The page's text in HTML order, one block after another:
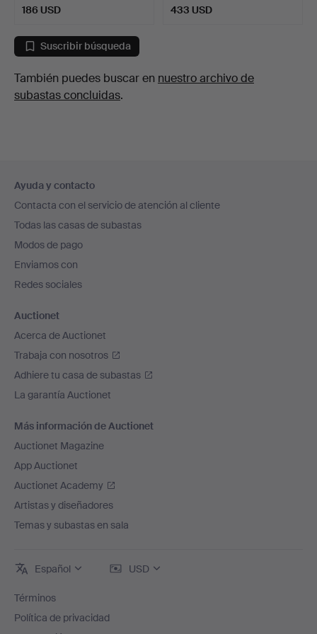
186 USD 433 USD
Suscribir búsqueda
También puedes buscar en nuestro archivo de
subastas concluidas.
en
el
pie
de
página
Ayuda y contacto
Contacta con el servicio de atención al cliente
Todas las casas de subastas
Modos de pago
Enviamos con
Redes sociales
Auctionet
Acerca de Auctionet
Trabaja con nosotros
Adhiere tu casa de subastas
La garantía Auctionet
Más información de Auctionet
Auctionet Magazine
App Auctionet
Auctionet Academy
Artistas y diseñadores
Temas y subastas en sala
Español USD
Términos
Política de privacidad